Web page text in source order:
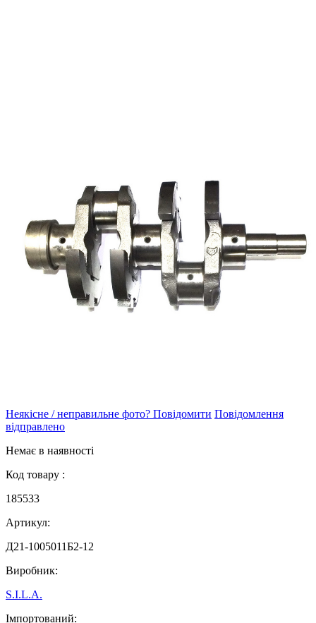
Неякісне / неправильне фото? Повідомити Повідомлення
відправлено
Немає в наявності
Код товару :
185533
Артикул:
Д21-1005011Б2-12
Виробник:
S.I.L.A.
Імпортований: